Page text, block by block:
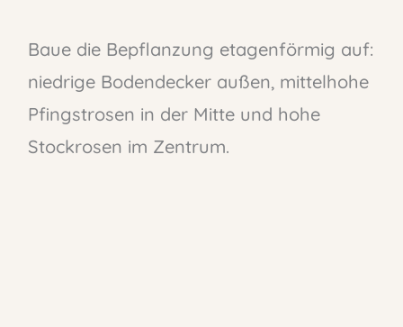
Baue die Bepflanzung etagenförmig auf:
niedrige Bodendecker außen, mittelhohe
Pfingstrosen in der Mitte und hohe
Stockrosen im Zentrum.